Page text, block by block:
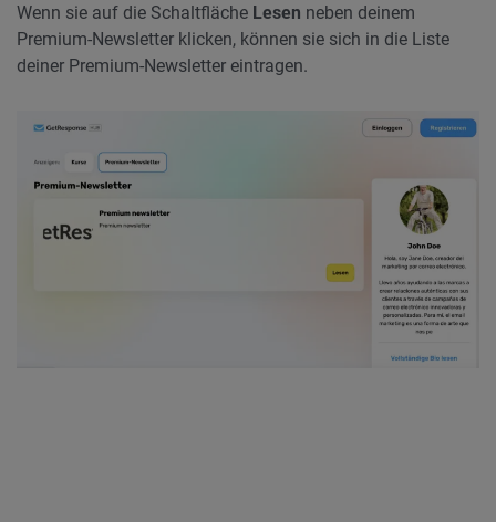
Wenn sie auf die Schaltfläche Lesen neben deinem
Premium-Newsletter klicken, können sie sich in die Liste
deiner Premium-Newsletter eintragen.